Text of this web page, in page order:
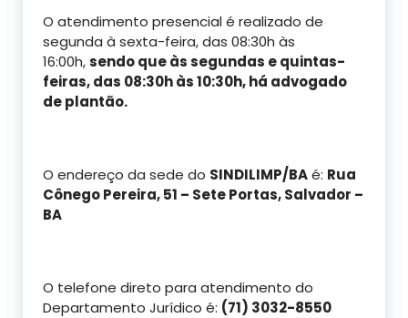
O atendimento presencial é realizado de
segunda à sexta-feira, das 08:30h às
16:00h,sendo que às segundas e quintas-
feiras, das 08:30h às 10:30h, há advogado
de plantão.
O endereço da sede do SINDILIMP/BAé: Rua
Cônego Pereira, 51 – Sete Portas, Salvador –
BA
O telefone direto para atendimento do
Departamento Jurídico é: (71) 3032-8550